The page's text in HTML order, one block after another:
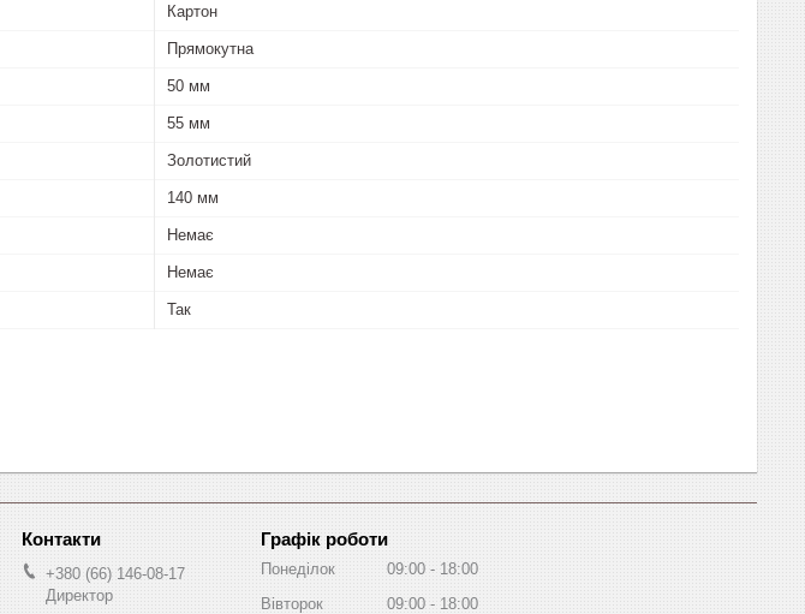
Картон
Прямокутна
50 мм
55 мм
Золотистий
140 мм
Немає
Немає
Так
+380 (66) 146-08-17
Директор
Графік роботи
Понеділок 09:00
18:00
Вівторок
09:00
18:00